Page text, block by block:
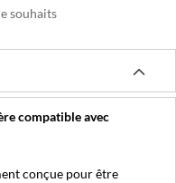
souhaits
compatible avec
conçue pour être